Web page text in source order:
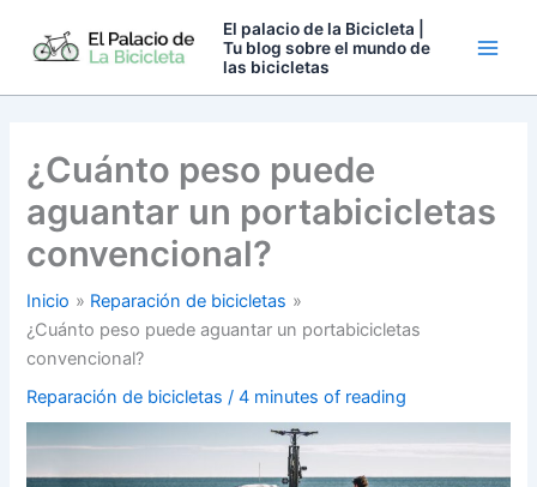
El palacio de la Bicicleta |
Tu blog sobre el mundo de
las bicicletas
¿Cuánto peso puede
aguantar un portabicicletas
convencional?
Inicio
Reparación de bicicletas
¿Cuánto peso puede aguantar un portabicicletas
convencional?
Reparación de bicicletas /4 minutes of reading